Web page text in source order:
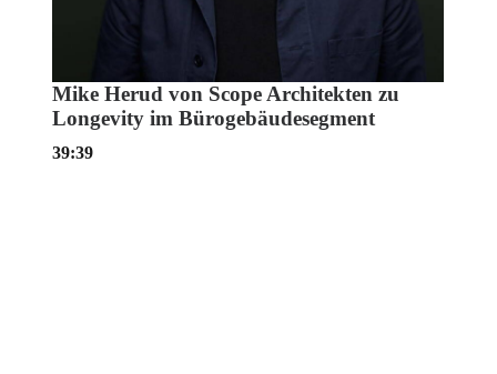
Mike Herud von Scope Architekten zu
Longevity im Bürogebäudesegment
39:39